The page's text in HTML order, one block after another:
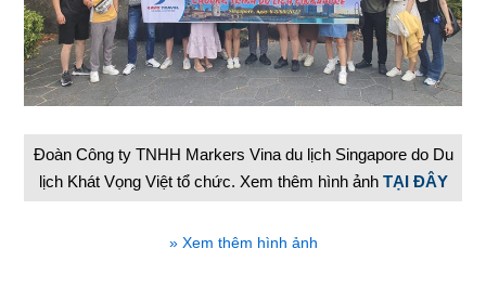
Đoàn Công ty TNHH Markers Vina du lịch Singapore do Du
lịch Khát Vọng Việt tổ chức. Xem thêm hình ảnh TẠI ĐÂY
» Xem thêm hình ảnh